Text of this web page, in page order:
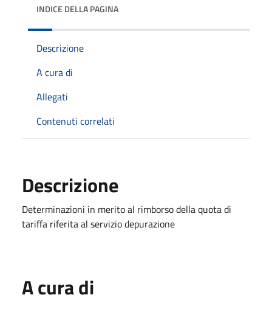
INDICE DELLA PAGINA
Descrizione
A cura di
Allegati
Contenuti correlati
Descrizione
Determinazioni in merito al rimborso della quota di
tariffa riferita al servizio depurazione
A cura di